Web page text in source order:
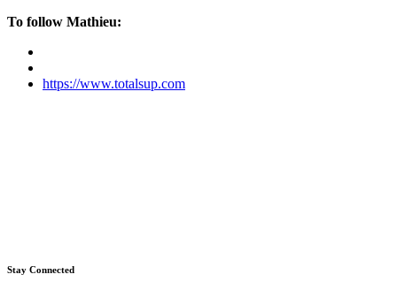
To follow Mathieu:
https://www.totalsup.com
Stay Connected